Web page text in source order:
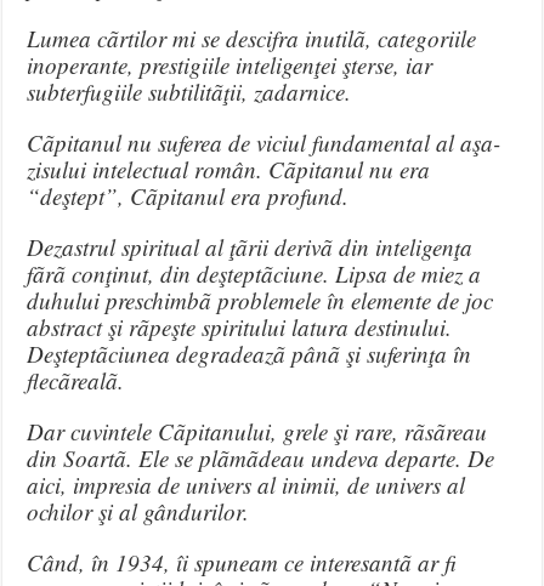
Lumea cãrtilor mi se descifra inutilã, categoriile
inoperante, prestigiile inteligenţei şterse, iar
subterfugiile subtilitãţii, zadarnice.
Cãpitanul nu suferea de viciul fundamental al aşa-
zisului intelectual român. Cãpitanul nu era
“deştept”, Cãpitanul era profund.
Dezastrul spiritual al ţãrii derivã din inteligenţa
fãrã conţinut, din deşteptãciune. Lipsa de miez a
duhului preschimbã problemele în elemente de joc
abstract şi rãpeşte spiritului latura destinului.
Deşteptãciunea degradeazã pânã şi suferinţa în
flecãrealã.
Dar cuvintele Cãpitanului, grele şi rare, rãsãreau
din Soartã. Ele se plãmãdeau undeva departe. De
aici, impresia de univers al inimii, de univers al
ochilor şi al gândurilor.
Când, în 1934, îi spuneam ce interesantã ar fi